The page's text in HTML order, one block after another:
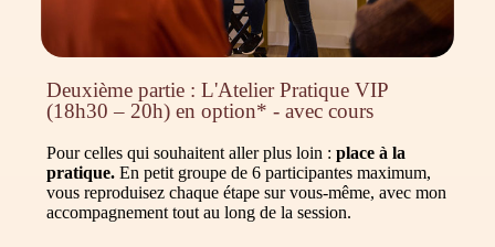
Deuxième partie : L'Atelier Pratique VIP
(18h30 – 20h) en option* - avec cours
Pour celles qui souhaitent aller plus loin : place à la
pratique.En petit groupe de 6 participantes maximum,
vous reproduisez chaque étape sur vous-même, avec mon
accompagnement tout au long de la session.